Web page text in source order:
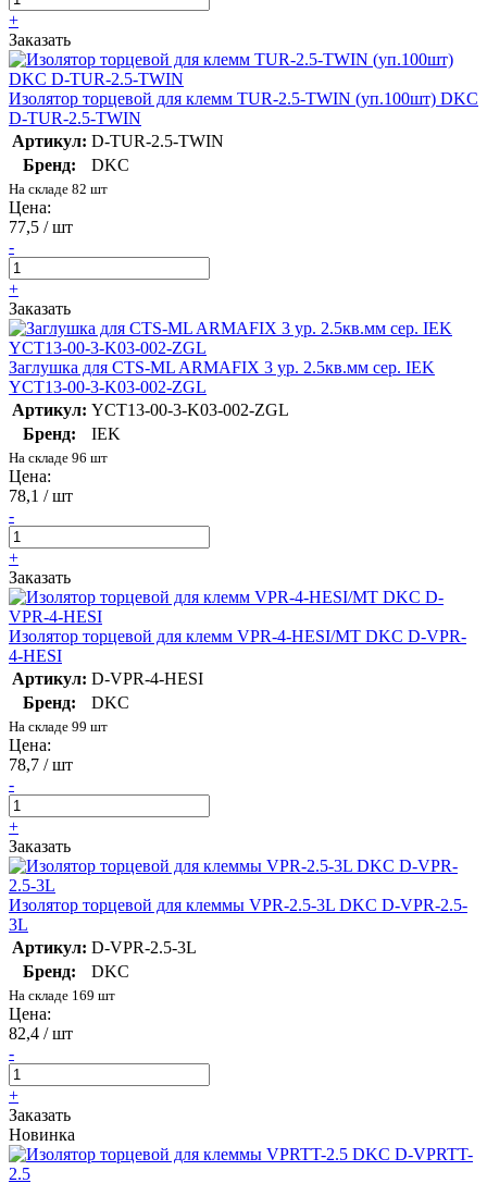
+
Заказать
Изолятор торцевой для клемм TUR-2.5-TWIN (уп.100шт) DKC
D-TUR-2.5-TWIN
Артикул: D-TUR-2.5-TWIN
Бренд:
DKC
На складе 82 шт
Цена:
77,5 / шт
-
+
Заказать
Заглушка для CTS-ML ARMAFIX 3 ур. 2.5кв.мм сер. IEK
YCT13-00-3-K03-002-ZGL
Артикул: YCT13-00-3-K03-002-ZGL
Бренд:
IEK
На складе 96 шт
Цена:
78,1 / шт
-
+
Заказать
Изолятор торцевой для клемм VPR-4-HESI/MT DKC D-VPR-
4-HESI
Артикул: D-VPR-4-HESI
Бренд:
DKC
На складе 99 шт
Цена:
78,7 / шт
-
+
Заказать
Изолятор торцевой для клеммы VPR-2.5-3L DKC D-VPR-2.5-
3L
Артикул: D-VPR-2.5-3L
Бренд:
DKC
На складе 169 шт
Цена:
82,4 / шт
-
+
Заказать
Новинка